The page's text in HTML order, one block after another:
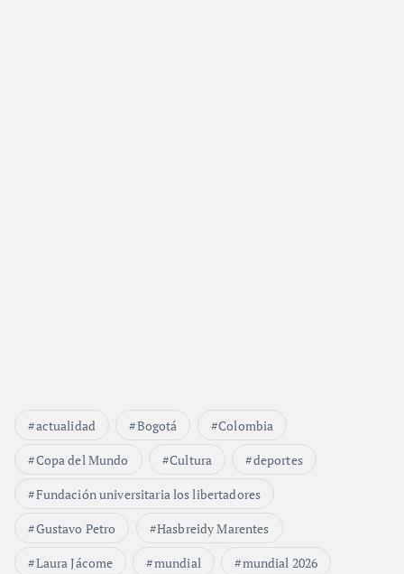
actualidad Bogotá
Colombia
Copa del Mundo
Cultura
deportes
Fundación universitaria los libertadores
Gustavo Petro
Hasbreidy Marentes
Laura Jácome
mundial
mundial 2026